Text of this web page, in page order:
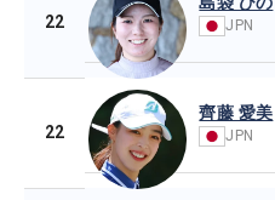
22 JPN
22
齊藤 愛美
JPN